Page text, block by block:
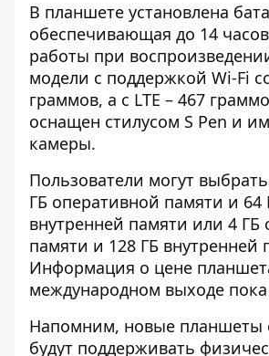
В планшете установлена
обеспечивающая до 14
работы при
модели с поддержкой Wi-Fi
граммов, а с LTE – 467
оснащен стилусом S Pen и
камеры.
Пользователи могут
ГБ оперативной памяти и 64
внутренней памяти или 4 ГБ
памяти и 128 ГБ внутренней
Информация о цене
международном выходе пока
Напомним, новые планшеты
будут поддерживать